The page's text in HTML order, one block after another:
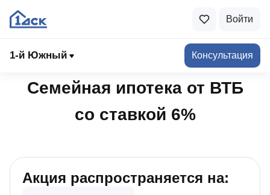
Войти
1-й Южный Консультация
Семейная ипотека от ВТБ
со ставкой 6%
Акция распространяется на: